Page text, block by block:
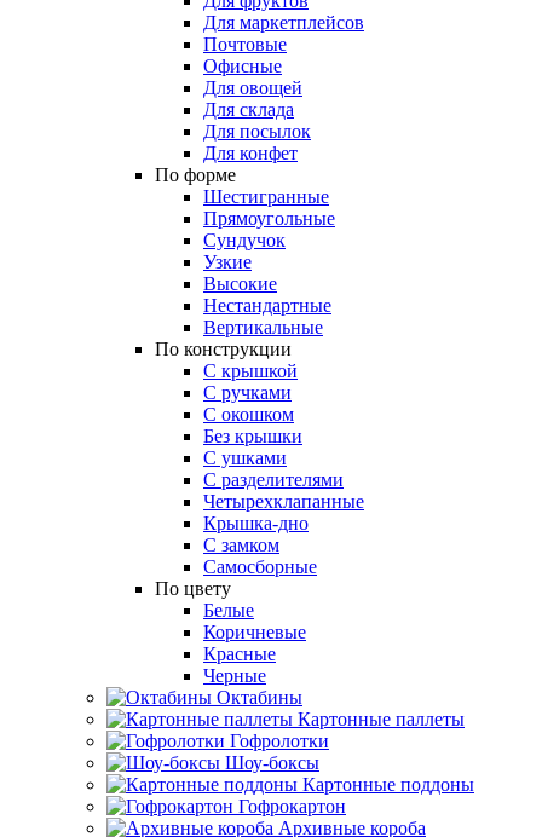
Для маркетплейсов
Почтовые
Офисные
Для овощей
Для склада
Для посылок
Для конфет
По форме
Шестигранные
Прямоугольные
Сундучок
Узкие
Высокие
Нестандартные
Вертикальные
По конструкции
С крышкой
С ручками
С окошком
Без крышки
С ушками
С разделителями
Четырехклапанные
Крышка-дно
С замком
Самосборные
По цвету
Белые
Коричневые
Красные
Черные
Октабины
Картонные паллеты
Гофролотки
Шоу-боксы
Картонные поддоны
Гофрокартон
Архивные короба